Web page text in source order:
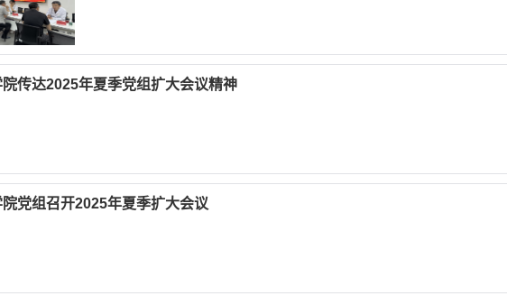
传达2025年夏季党组扩大会议精神
党组召开2025年夏季扩大会议